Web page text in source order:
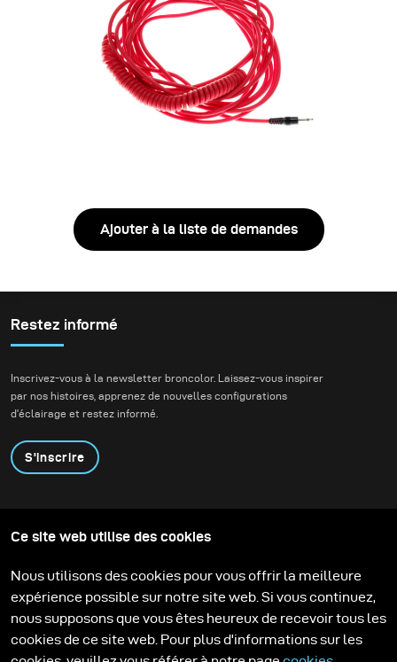
Ajouter à la liste de demandes
Restez informé
Inscrivez-vous à la newsletter broncolor. Laissez-vous inspirer
par nos histoires, apprenez de nouvelles configurations
d'éclairage et restez informé.
S'inscrire
Contactez-nous
Technologies
Support
Carrière
Media Center
Ce site web utilise des cookies
Nous utilisons des cookies pour vous offrir la meilleure
expérience possible sur notre site web. Si vous continuez,
nous supposons que vous êtes heureux de recevoir tous les
cookies de ce site web. Pour plus d'informations sur les